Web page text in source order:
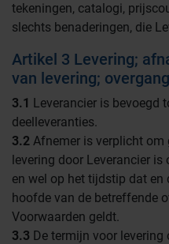
tekeningen, catalogi,
slechts benaderingen, die
Artikel 3 Levering;
van levering;
3.1 Leverancier is bevoegd
deelleveranties.
3.2 Afnemer is verplicht om
levering door Leverancier is
en wel op het tijdstip dat
hoofde van de betreffende
Voorwaarden geldt.
3.3 De termijn voor